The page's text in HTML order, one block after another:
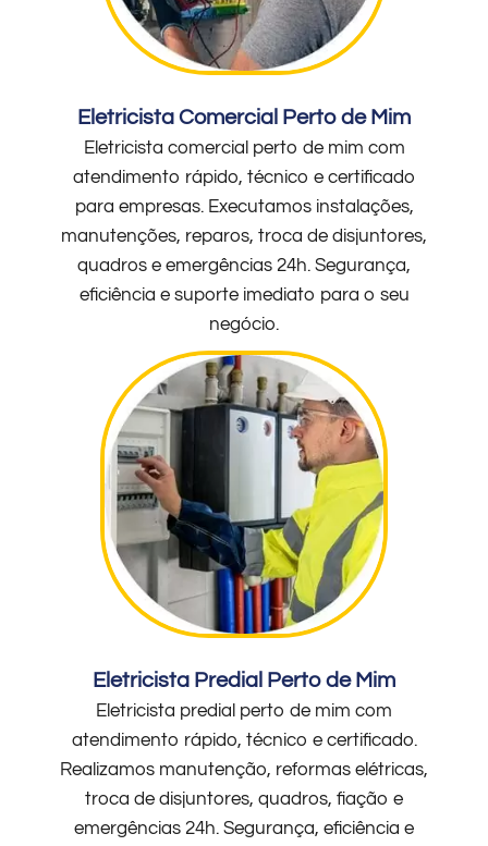
Eletricista Comercial Perto de Mim
Eletricista comercial perto de mim com
atendimento rápido, técnico e certificado
para empresas. Executamos instalações,
manutenções, reparos, troca de disjuntores,
quadros e emergências 24h. Segurança,
eficiência e suporte imediato para o seu
negócio.
Eletricista Predial Perto de Mim
Eletricista predial perto de mim com
atendimento rápido, técnico e certificado.
Realizamos manutenção, reformas elétricas,
troca de disjuntores, quadros, fiação e
emergências 24h. Segurança, eficiência e